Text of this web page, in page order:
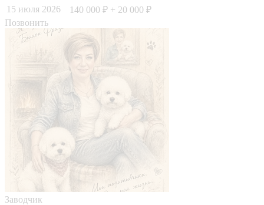
15 июля 2026
140 000 ₽ + 20 000 ₽
Позвонить
Заводчик